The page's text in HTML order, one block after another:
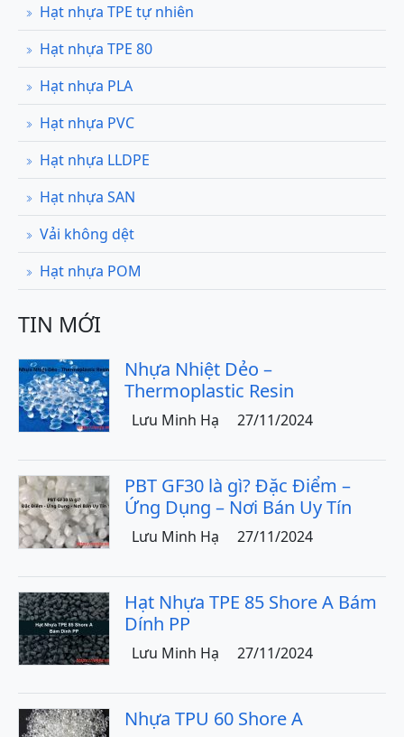
Hạt nhựa TPE tự nhiên
Hạt nhựa TPE 80
Hạt nhựa PLA
Hạt nhựa PVC
Hạt nhựa LLDPE
Hạt nhựa SAN
Vải không dệt
Hạt nhựa POM
TIN MỚI
Nhựa Nhiệt Dẻo –
Thermoplastic Resin
Lưu Minh Hạ 27/11/2024
PBT GF30 là gì? Đặc Điểm –
Ứng Dụng – Nơi Bán Uy Tín
Lưu Minh Hạ 27/11/2024
Hạt Nhựa TPE 85 Shore A Bám
Dính PP
Lưu Minh Hạ 27/11/2024
Nhựa TPU 60 Shore A